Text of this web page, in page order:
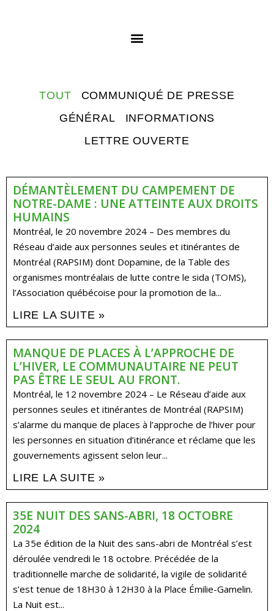
COMMUNIQUÉ DE PRESSE
GÉNÉRAL
INFORMATIONS
LETTRE OUVERTE
TOUT
DÉMANTÈLEMENT DU CAMPEMENT DE
NOTRE-DAME : UNE ATTEINTE AUX DROITS
HUMAINS
Montréal, le 20 novembre 2024 – Des membres du
Réseau d’aide aux personnes seules et itinérantes de
Montréal (RAPSIM) dont Dopamine, de la Table des
organismes montréalais de lutte contre le sida (TOMS),
l’Association québécoise pour la promotion de la...
LIRE LA SUITE »
MANQUE DE PLACES À L’APPROCHE DE
L’HIVER, LE COMMUNAUTAIRE NE PEUT
PAS ÊTRE LE SEUL AU FRONT.
Montréal, le 12 novembre 2024 – Le Réseau d’aide aux
personnes seules et itinérantes de Montréal (RAPSIM)
s’alarme du manque de places à l’approche de l’hiver pour
les personnes en situation d’itinérance et réclame que les
gouvernements agissent selon leur...
LIRE LA SUITE »
35E NUIT DES SANS-ABRI, 18 OCTOBRE
2024
La 35e édition de la Nuit des sans-abri de Montréal s’est
déroulée vendredi le 18 octobre. Précédée de la
traditionnelle marche de solidarité, la vigile de solidarité
s’est tenue de 18H30 à 12H30 à la Place Émilie-Gamelin.
La Nuit est...